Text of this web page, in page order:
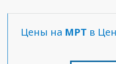
Цены на МРТ в